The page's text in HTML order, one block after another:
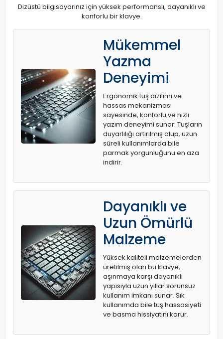
Dizüstü bilgisayarınız için yüksek performanslı, dayanıklı ve
konforlu bir klavye.
Mükemmel
Yazma
Deneyimi
Ergonomik tuş dizilimi ve
hassas mekanizması
sayesinde, konforlu ve hızlı
yazım deneyimi sunar. Tuşların
duyarlılığı artırılmış olup, uzun
süreli kullanımlarda bile
parmak yorgunluğunu en aza
indirir.
Dayanıklı ve
Uzun Ömürlü
Malzeme
Yüksek kaliteli malzemelerden
üretilmiş olan bu klavye,
aşınmaya karşı dayanıklı
yapısıyla uzun yıllar sorunsuz
kullanım imkanı sunar. Sık
kullanımda bile tuş hassasiyeti
ve basma hissiyatını korur.